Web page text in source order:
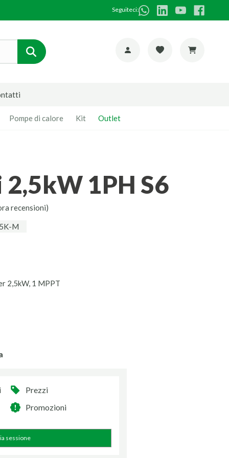
Seguiteci:
Pompe di calore Kit Outlet
2,5kW 1PH S6
recensioni)
M
2,5kW, 1 MPPT
Prezzi
Promozioni
sessione